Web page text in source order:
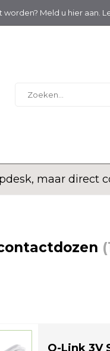
worden? Meld u hier aan.
maar direct
Q-Link 3V